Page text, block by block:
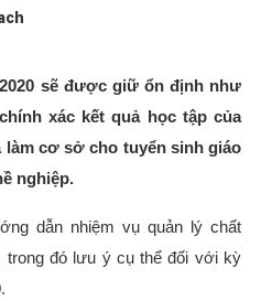
sẽ được giữ ổn định như
xác kết quả học tập của
làm cơ sở cho tuyển sinh giáo
nghiệp.
dẫn nhiệm vụ quản lý chất
trong đó lưu ý cụ thể đối với kỳ